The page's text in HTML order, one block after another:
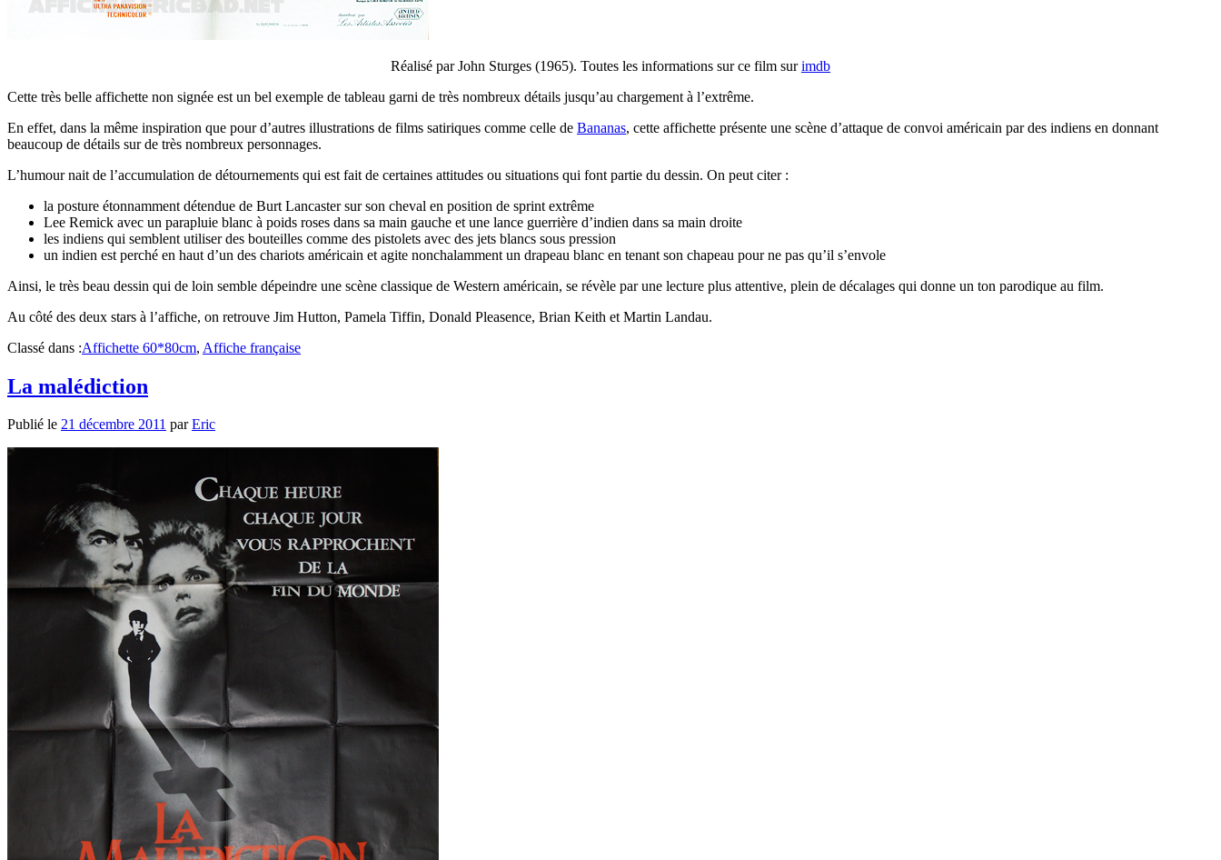
Réalisé par John Sturges (1965). Toutes les informations sur ce film surimdb
Cette très belle affichette non signée est un bel exemple de tableau garni de très nombreux détails jusqu’au chargement à l’extrême.
En effet, dans la même inspiration que pour d’autres illustrations de films satiriques comme celle de Bananas, cette affichette présente une scène d’attaque de convoi américain par des indiens en donnant
beaucoup de détails sur de très nombreux personnages.
L’humour nait de l’accumulation de détournements qui est fait de certaines attitudes ou situations qui font partie du dessin. On peut citer :
la posture étonnamment détendue de Burt Lancaster sur son cheval en position de sprint extrême
Lee Remick avec un parapluie blanc à poids roses dans sa main gauche et une lance guerrière d’indien dans sa main droite
les indiens qui semblent utiliser des bouteilles comme des pistolets avec des jets blancs sous pression
un indien est perché en haut d’un des chariots américain et agite nonchalamment un drapeau blanc en tenant son chapeau pour ne pas qu’il s’envole
Ainsi, le très beau dessin qui de loin semble dépeindre une scène classique de Western américain, se révèle par une lecture plus attentive, plein de décalages qui donne un ton parodique au film.
Au côté des deux stars à l’affiche, on retrouve Jim Hutton, Pamela Tiffin, Donald Pleasence, Brian Keith et Martin Landau.
Classé dans :Affichette 60*80cm, Affiche française
La malédiction
Publié le 21 décembre 2011 parEric